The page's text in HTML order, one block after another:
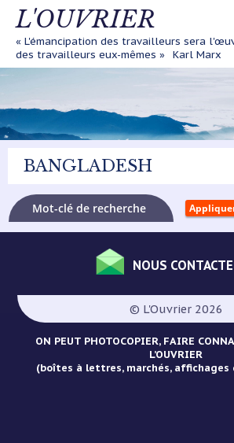
Aller
principal
L'OUVRIER
« L'émancipation des travailleurs sera
des travailleurs eux-mêmes »
Karl Marx
BANGLADESH
Pied
de
page
NOUS
© L'Ouvrier 2026
ON PEUT PHOTOCOPIER, FAIRE
L’OUVRIER
(boîtes à lettres, marchés, affichages